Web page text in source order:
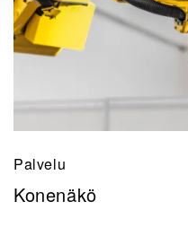
Palvelu
Konenäkö